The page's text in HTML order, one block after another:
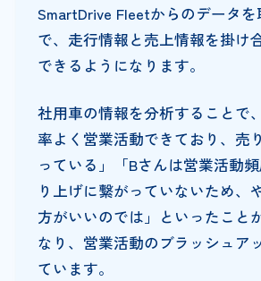
SmartDrive Fleetからのデータを
で、走行情報と売上情報を掛け
できるようになります。
社用車の情報を分析することで
率よく営業活動できており、売
っている」「Bさんは営業活動
り上げに繋がっていないため、
方がいいのでは」といったこと
なり、営業活動のブラッシュア
ています。